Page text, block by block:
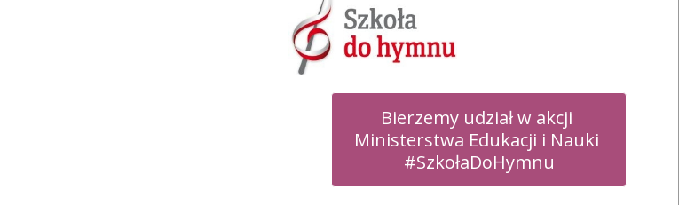
Bierzemy udział w akcji
Ministerstwa Edukacji i Nauki
#SzkołaDoHymnu